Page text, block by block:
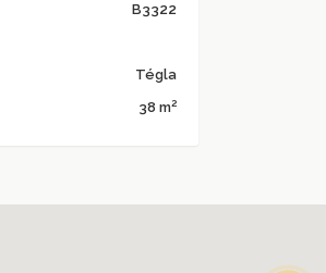
B3322
Tégla
38 m2